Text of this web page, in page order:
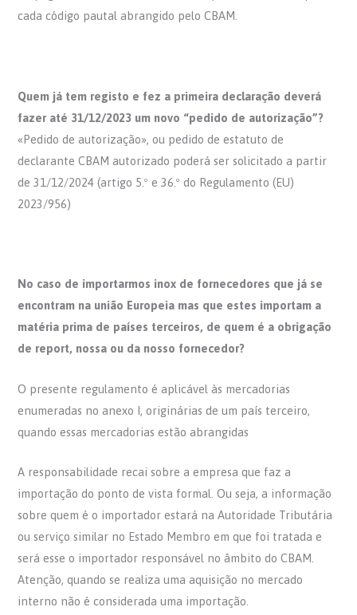
cada código pautal abrangido pelo CBAM.
Quem já tem registo e fez a primeira declaração deverá
fazer até 31/12/2023 um novo “pedido de autorização”?
«Pedido de autorização», ou pedido de estatuto de
declarante CBAM autorizado poderá ser solicitado a partir
de 31/12/2024 (artigo 5.º e 36.º do Regulamento (EU)
2023/956)
No caso de importarmos inox de fornecedores que já se
encontram na união Europeia mas que estes importam a
matéria prima de países terceiros, de quem é a obrigação
de report, nossa ou da nosso fornecedor?
O presente regulamento é aplicável às mercadorias
enumeradas no anexo I, originárias de um país terceiro,
quando essas mercadorias estão abrangidas
A responsabilidade recai sobre a empresa que faz a
importação do ponto de vista formal. Ou seja, a informação
sobre quem é o importador estará na Autoridade Tributária
ou serviço similar no Estado Membro em que foi tratada e
será esse o importador responsável no âmbito do CBAM.
Atenção, quando se realiza uma aquisição no mercado
interno não é considerada uma importação.